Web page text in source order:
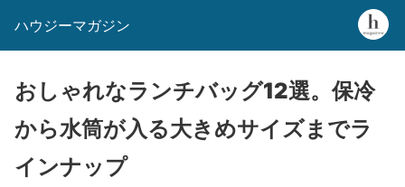
ハウジーマガジン
おしゃれなランチバッグ12選。保冷
から水筒が入る大きめサイズまでラ
インナップ